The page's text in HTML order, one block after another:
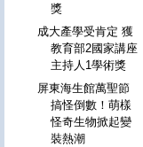
獎
成大產學受肯定 獲
教育部2國家講座
主持人1學術獎
屏東海生館萬聖節
搞怪倒數！萌樣
怪奇生物掀起變
裝熱潮